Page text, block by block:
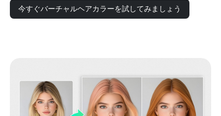
今すぐバーチャルヘアカラーを試してみましょう